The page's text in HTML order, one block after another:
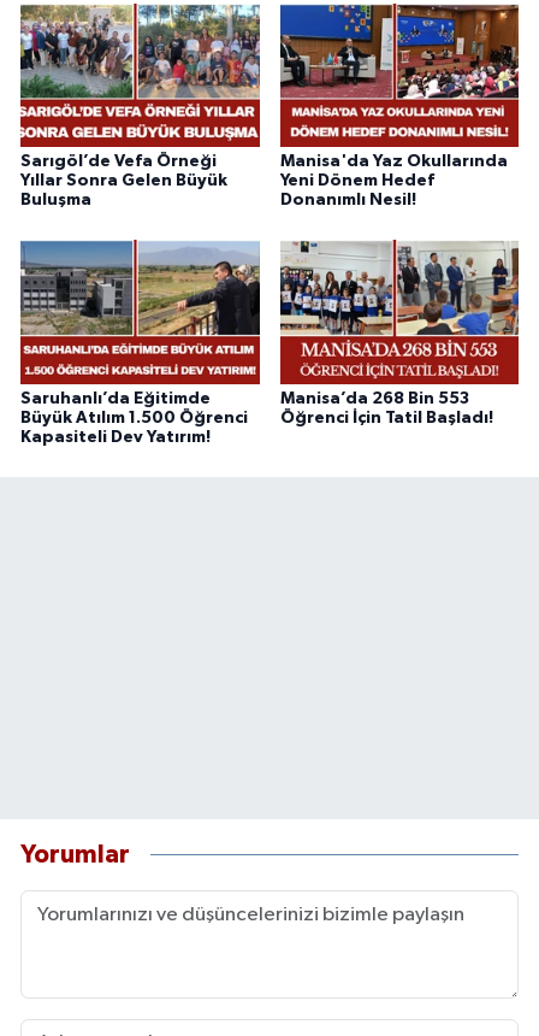
Sarıgöl’de Vefa Örneği
Yıllar Sonra Gelen Büyük
Buluşma
Manisa'da Yaz Okullarında
Yeni Dönem Hedef
Donanımlı Nesil!
Saruhanlı’da Eğitimde
Büyük Atılım 1.500 Öğrenci
Kapasiteli Dev Yatırım!
Manisa’da 268 Bin 553
Öğrenci İçin Tatil Başladı!
Yorumlar